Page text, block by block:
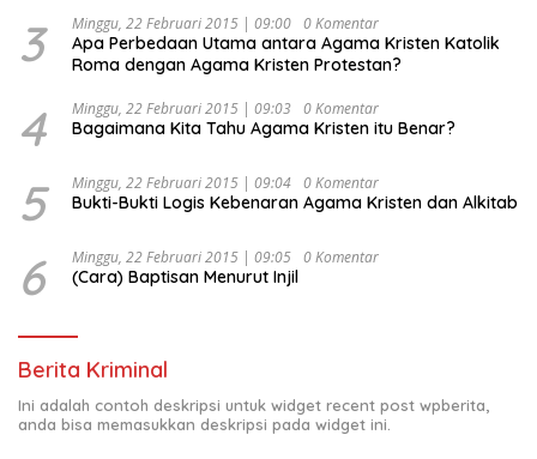
Indonesia Emas 2045”,
3 Minggu, 22 Februari 2015 | 09:00 0 Komentar
Apa Perbedaan Utama antara Agama Kristen Katolik
Roma dengan Agama Kristen Protestan?
4 Minggu, 22 Februari 2015 | 09:03 0 Komentar
Bagaimana Kita Tahu Agama Kristen itu Benar?
5 Minggu, 22 Februari 2015 | 09:04 0 Komentar
Bukti-Bukti Logis Kebenaran Agama Kristen dan Alkitab
6 Minggu, 22 Februari 2015 | 09:05 0 Komentar
(Cara) Baptisan Menurut Injil
Berita Kriminal
Ini adalah contoh deskripsi untuk widget recent post wpberita,
anda bisa memasukkan deskripsi pada widget ini.